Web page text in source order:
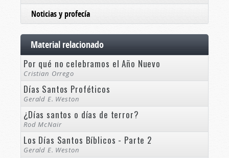
Noticias y profecía
Material relacionado
Por qué no celebramos el Año Nuevo
Cristian Orrego
Días Santos Proféticos
Gerald E. Weston
¿Días santos o días de terror?
Rod McNair
Los Días Santos Bíblicos - Parte 2
Gerald E. Weston